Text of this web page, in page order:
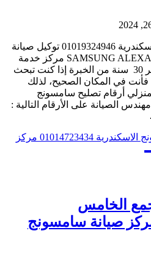
رقم مركز صيانة سامسونج الاسكندرية 01019324946 توكيل صيانة
سامسونج الاسكندرية SAMSUNG ALEXANDRIA مركز خدمة
صيانة سامسونج الرئيسي بمصر 30 سنة من الخبرة إذا كنت تبحث
في المكان الصحيح، لذلك
أرقام تصليح سامسونج
الصيانة على الأرقام التالية :
رقم صيانة سامسونج الاسكندرية 01014723434 مركز
الخامس
رقم مركز صيانة سامسونج